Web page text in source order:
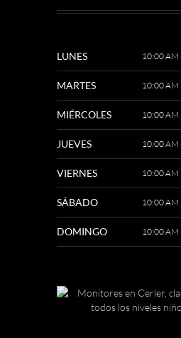
LUNES 10:00 AM
MARTES 10:00 AM
MIÉRCOLES 10:00 AM
JUEVES 10:00 AM
VIERNES 10:00 AM
SÁBADO 10:00 AM
DOMINGO 10:00 AM